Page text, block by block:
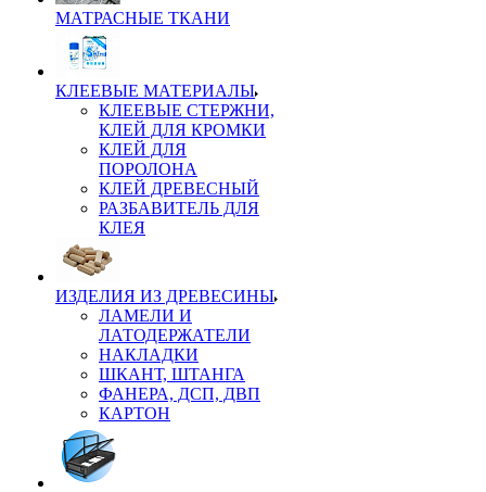
МАТРАСНЫЕ ТКАНИ
КЛЕЕВЫЕ МАТЕРИАЛЫ
КЛЕЕВЫЕ СТЕРЖНИ,
КЛЕЙ ДЛЯ КРОМКИ
КЛЕЙ ДЛЯ
ПОРОЛОНА
КЛЕЙ ДРЕВЕСНЫЙ
РАЗБАВИТЕЛЬ ДЛЯ
КЛЕЯ
ИЗДЕЛИЯ ИЗ ДРЕВЕСИНЫ
ЛАМЕЛИ И
ЛАТОДЕРЖАТЕЛИ
НАКЛАДКИ
ШКАНТ, ШТАНГА
ФАНЕРА, ДСП, ДВП
КАРТОН